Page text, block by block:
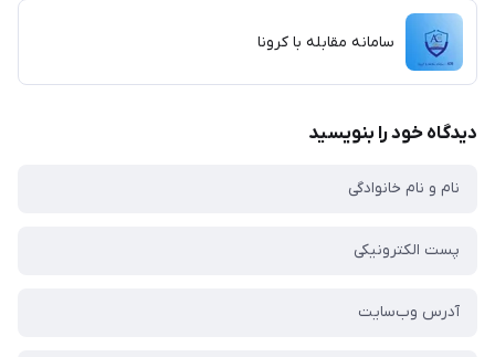
سامانه مقابله با کرونا
دیدگاه خود را بنویسید